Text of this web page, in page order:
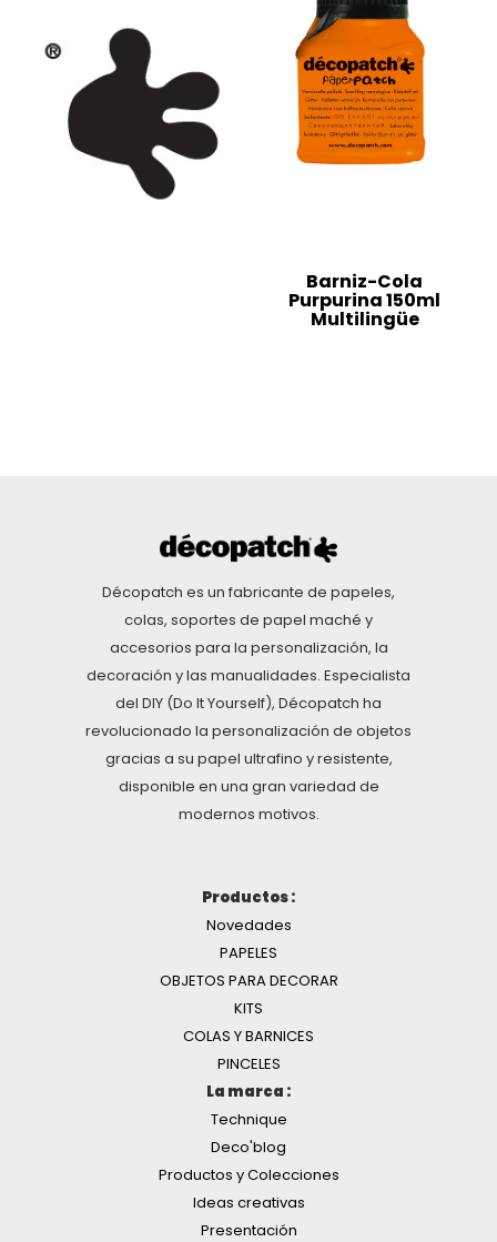
Barniz-Cola
Purpurina 150ml
Multilingüe
Décopatch es un fabricante de papeles,
colas, soportes de papel maché y
accesorios para la personalización, la
decoración y las manualidades. Especialista
del DIY (Do It Yourself), Décopatch ha
revolucionado la personalización de objetos
gracias a su papel ultrafino y resistente,
disponible en una gran variedad de
modernos motivos.
Productos :
Novedades
PAPELES
OBJETOS PARA DECORAR
KITS
COLAS Y BARNICES
PINCELES
La marca :
Technique
Deco'blog
Productos y Colecciones
Ideas creativas
Presentación